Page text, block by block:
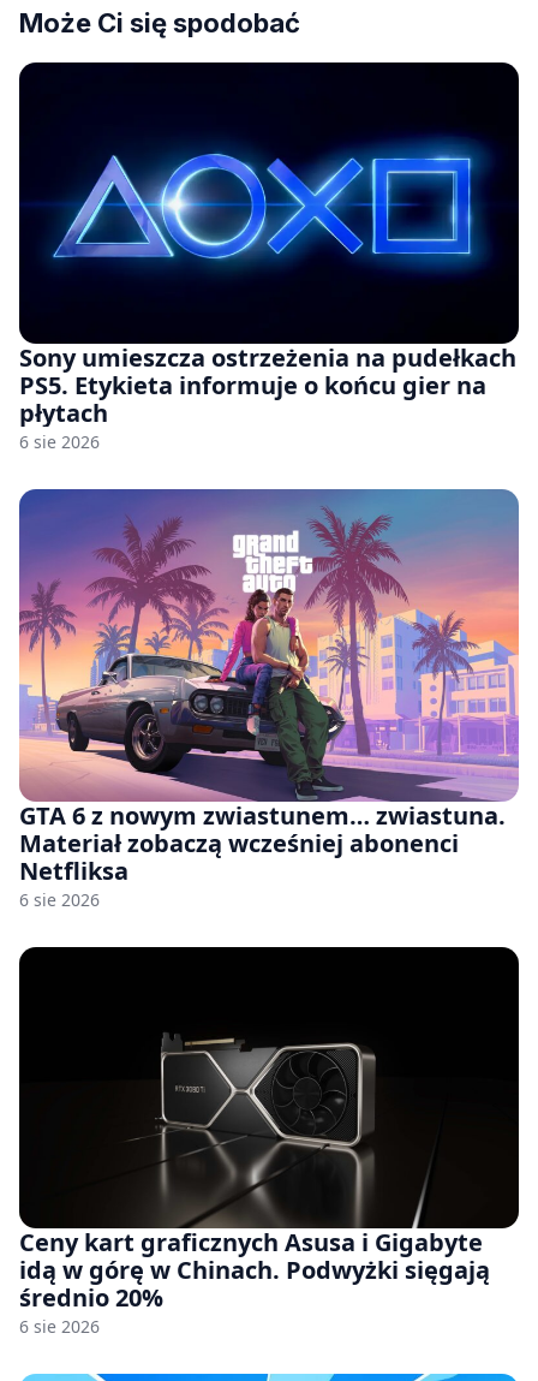
Może Ci się spodobać
Sony umieszcza ostrzeżenia na pudełkach
PS5. Etykieta informuje o końcu gier na
płytach
6 sie 2026
GTA 6 z nowym zwiastunem… zwiastuna.
Materiał zobaczą wcześniej abonenci
Netfliksa
6 sie 2026
Ceny kart graficznych Asusa i Gigabyte
idą w górę w Chinach. Podwyżki sięgają
średnio 20%
6 sie 2026